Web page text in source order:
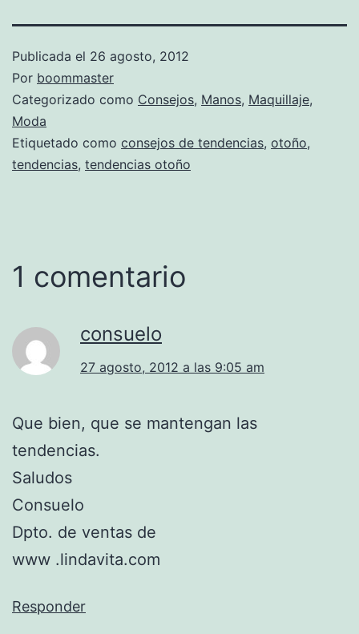
Publicada el 26 agosto, 2012
Por boommaster
Categorizado como Consejos, Manos, Maquillaje,
Moda
Etiquetado como consejos de tendencias, otoño,
tendencias, tendencias otoño
1 comentario
consuelo
27 agosto, 2012 a las 9:05 am
Que bien, que se mantengan las
tendencias.
Saludos
Consuelo
Dpto. de ventas de
www .lindavita.com
Responder